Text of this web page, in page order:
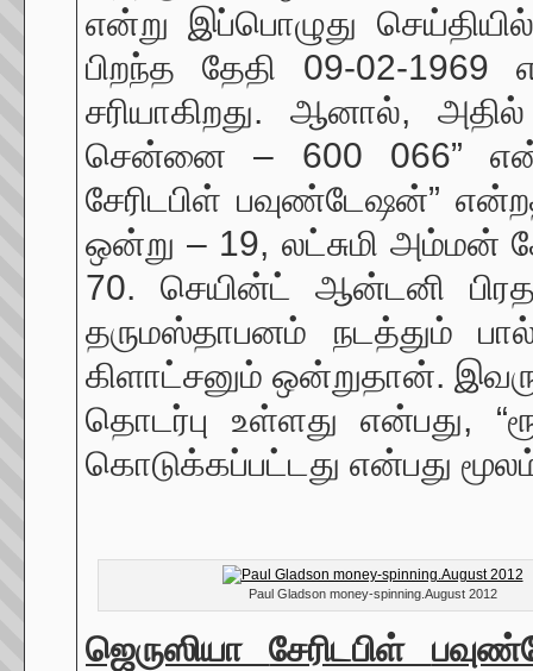
என்று இப்பொழுது
பிறந்த தேதி 09-02-
சரியாகிறது. ஆனால்,
சென்னை – 600 066”
சேரிடபிள் பவுண்டேஷன்”
ஒன்று – 19, லட்சுமி அம்மன்
70. செயின்ட் ஆன்டனி
தருமஸ்தாபனம் நடத்தும்
கிளாட்சனும் ஒன்றுதான்.
தொடர்பு உள்ளது என்பது,
கொடுக்கப்பட்டது என்பது மூலம்
Paul Gladson money-spinning.August 2012
ஜெருஸியாசேரிடபிள்